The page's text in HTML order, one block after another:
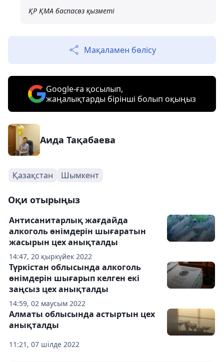
ҚР ҚМА баспасөз қызметі
Мақаламен бөлісу
Google-ға қосылып,
жаңалықтарды бірінші болып оқыңыз
Аида Тақабаева
Қазақстан Шымкент
Оқи отырыңыз
14:47, 20 қыркүйек 2022
Антисанитарлық жағдайда
алкоголь өнімдерін шығаратын
жасырын цех анықталды
14:59, 02 маусым 2022
Түркістан облысында алкоголь
өнімдерін шығарып келген екі
заңсыз цех анықталды
11:21, 07 шілде 2022
Алматы облысында астыртын цех
анықталды